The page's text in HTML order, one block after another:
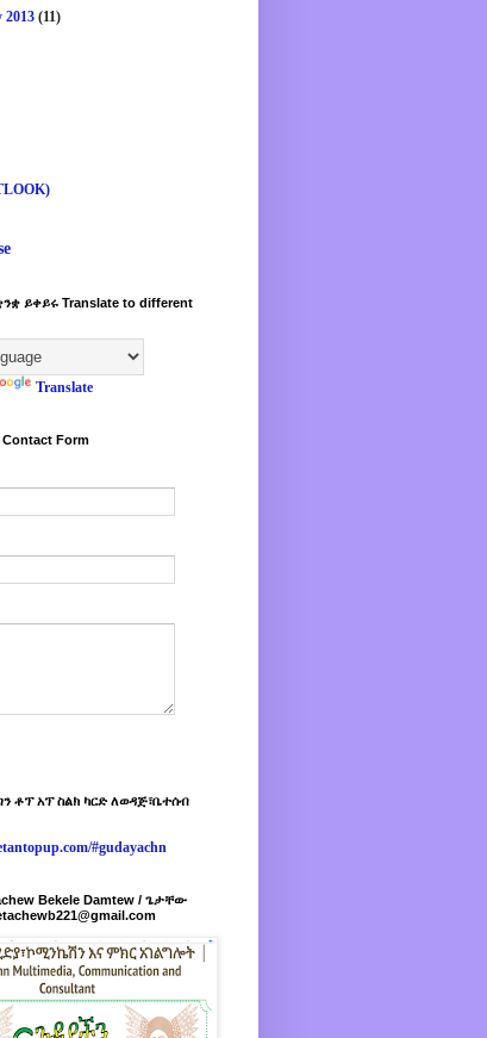
2013(11)
ይቀይሩ Translate to different
Translate
Form
ቶፕ አፕ ስልክ ካርድ ለወዳጅ፣ቤተሰብ
#gudayachn
Bekele Damtew / ጌታቸው